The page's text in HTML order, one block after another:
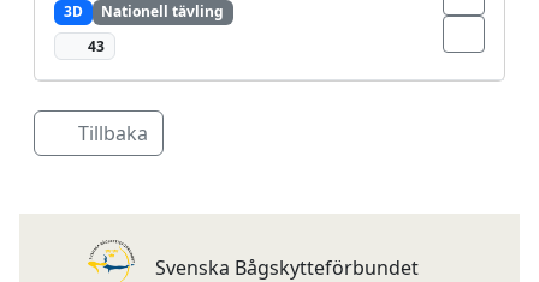
3D
Nationell tävling
43
Tillbaka
Svenska Bågskytteförbundet